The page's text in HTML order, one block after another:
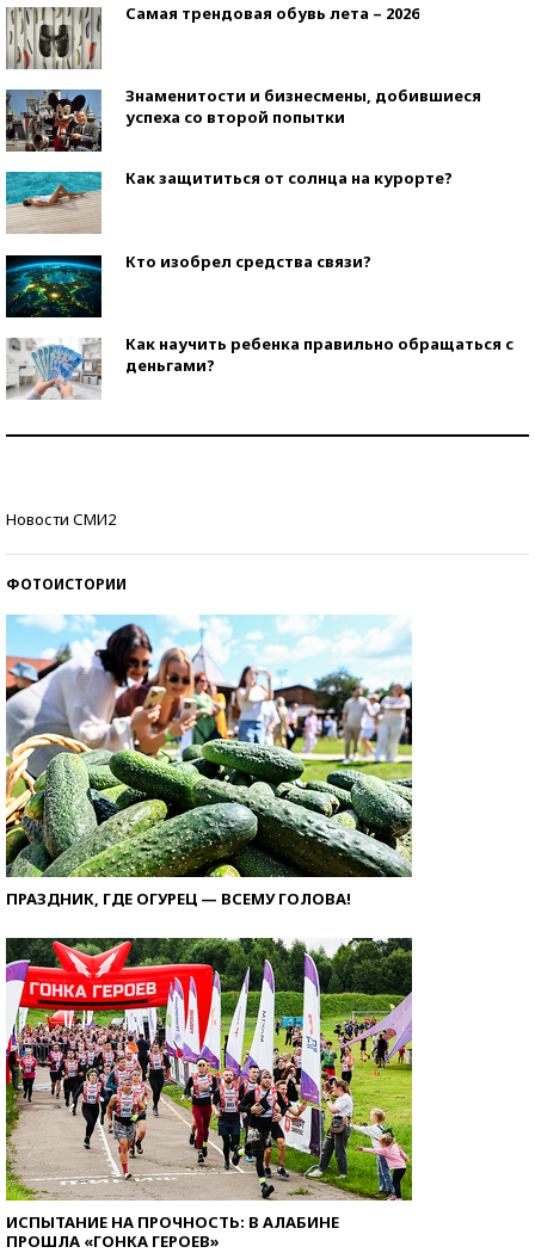
Самая трендовая обувь лета – 2026
Знаменитости и бизнесмены, добившиеся
успеха со второй попытки
Как защититься от солнца на курорте?
Кто изобрел средства связи?
Как научить ребенка правильно обращаться с
деньгами?
Новости СМИ2
ФОТОИСТОРИИ
ПРАЗДНИК, ГДЕ ОГУРЕЦ — ВСЕМУ ГОЛОВА!
ИСПЫТАНИЕ НА ПРОЧНОСТЬ: В АЛАБИНЕ
ПРОШЛА «ГОНКА ГЕРОЕВ»